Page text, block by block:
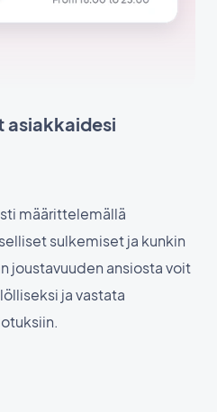
asiakkaidesi
määrittelemällä
sulkemiset ja kunkin
joustavuuden ansiosta voit
ja vastata